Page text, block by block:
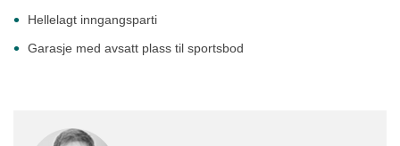
Hellelagt inngangsparti
Garasje med avsatt plass til sportsbod